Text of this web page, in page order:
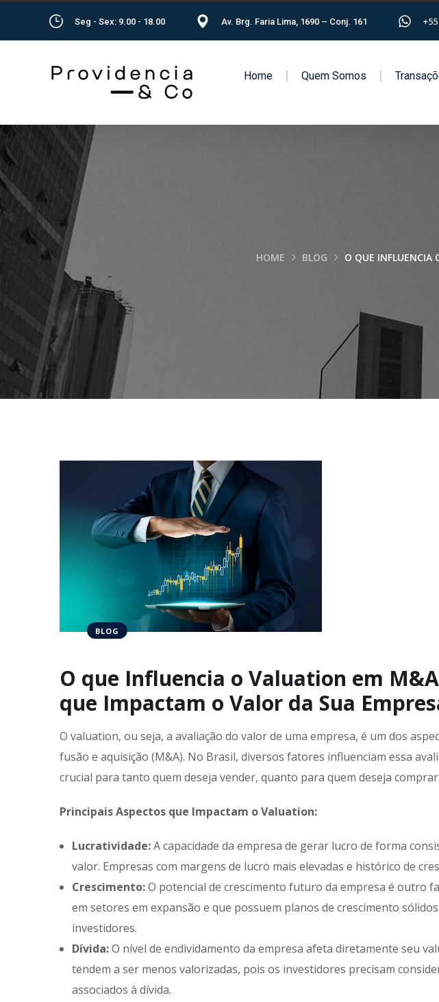
Seg - Sex: 9.00 - 18.00 Av. Brg. Faria Lima, 1690 – Conj. 161
Home Quem Somos
HOME BLOG O QUE INFLUENCIA
BLOG
O que Influencia o Valuation em
que Impactam o Valor da Sua
O valuation, ou seja, a avaliação do valor de uma empresa, é um dos
fusão e aquisição (M&A). No Brasil, diversos fatores influenciam essa
crucial para tanto quem deseja vender, quanto para quem deseja
Principais Aspectos que Impactam o Valuation:
Lucratividade:A capacidade da empresa de gerar lucro de forma
valor. Empresas com margens de lucro mais elevadas e histórico de
Crescimento:O potencial de crescimento futuro da empresa é outro
em setores em expansão e que possuem planos de crescimento
investidores.
Dívida:O nível de endividamento da empresa afeta diretamente seu
tendem a ser menos valorizadas, pois os investidores precisam
associados à dívida.